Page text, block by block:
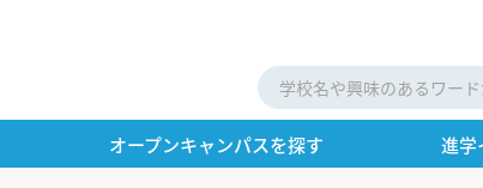
オープンキャンパスを探す 進学